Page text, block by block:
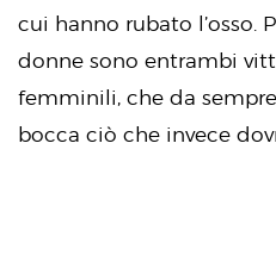
cui hanno rubato l’osso.
donne sono entrambi
femminili, che da
bocca ciò che invece